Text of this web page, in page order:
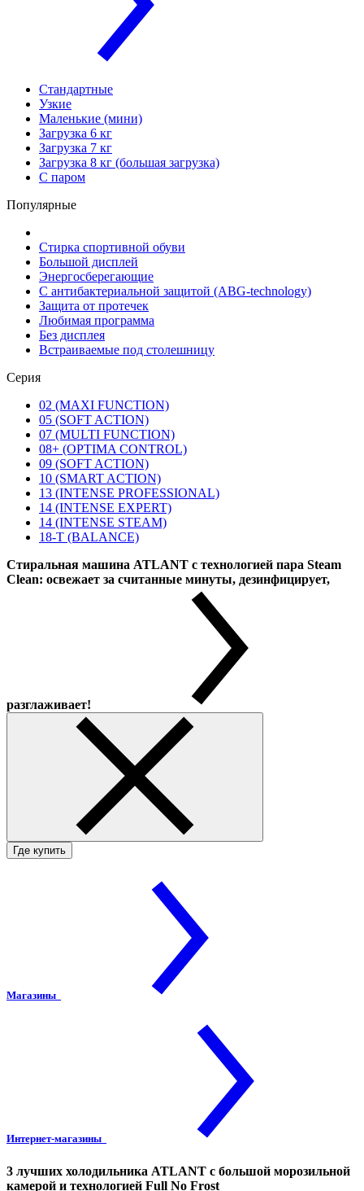
Стандартные
Узкие
Маленькие (мини)
Загрузка 6 кг
Загрузка 7 кг
Загрузка 8 кг (большая загрузка)
С паром
Популярные
Стирка спортивной обуви
Большой дисплей
Энергосберегающие
С антибактериальной защитой (ABG-technology)
Защита от протечек
Любимая программа
Без дисплея
Встраиваемые под столешницу
Серия
02 (MAXI FUNCTION)
05 (SOFT ACTION)
07 (MULTI FUNCTION)
08+ (OPTIMA CONTROL)
09 (SOFT ACTION)
10 (SMART ACTION)
13 (INTENSE PROFESSIONAL)
14 (INTENSE EXPERT)
14 (INTENSE STEAM)
18-T (BALANCE)
Стиральная машина ATLANT с технологией пара Steam
Clean: освежает за считанные минуты, дезинфицирует,
разглаживает!
Где купить
Магазины
Интернет-магазины
3 лучших холодильника ATLANT с большой морозильной
камерой и технологией Full No Frost